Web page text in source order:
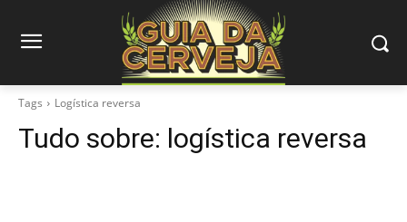
Tags Logística reversa
Tudo sobre: logística reversa